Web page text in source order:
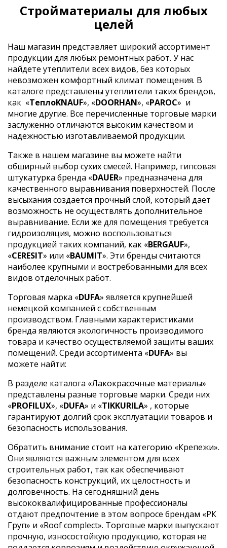
Стройматериалы для любых
целей
Наш магазин представляет широкий ассортимент
продукции для любых ремонтных работ. У нас
найдете утеплители всех видов, без которых
невозможен комфортный климат помещения. В
каталоге представлены утеплители таких брендов,
как «ТеплоKNAUF», «DOORHAN», «PAROC» и
многие другие. Все перечисленные торговые марки
заслуженно отличаются высоким качеством и
надежностью изготавливаемой продукции.
Также в нашем магазине вы можете найти
обширный выбор сухих смесей. Например, гипсовая
штукатурка бренда «DAUER» предназначена для
качественного выравнивания поверхностей. После
высыхания создается прочный слой, который дает
возможность не осуществлять дополнительное
выравнивание. Если же для помещения требуется
гидроизоляция, можно воспользоваться
продукцией таких компаний, как «BERGAUF»,
«CERESIT» или «BAUMIT». Эти бренды считаются
наиболее крупными и востребованными для всех
видов отделочных работ.
Торговая марка «DUFA» является крупнейшей
немецкой компанией с собственным
производством. Главными характеристиками
бренда являются экологичность производимого
товара и качество осуществляемой защиты ваших
помещений. Среди ассортимента «DUFA» вы
можете найти:
В разделе каталога «Лакокрасочные материалы»
представлены разные торговые марки. Среди них
«PROFILUX», «DUFA» и «TIKKURILA» , которые
гарантируют долгий срок эксплуатации товаров и
безопасность использования.
Обратить внимание стоит на категорию «Крепежи».
Они являются важным элементом для всех
строительных работ, так как обеспечивают
безопасность конструкций, их целостность и
долговечность. На сегодняшний день
высококвалифицированные профессионалы
отдают предпочтение в этом вопросе брендам «РК
Груп» и «Roof complect». Торговые марки выпускают
прочную, износостойкую продукцию, которая не